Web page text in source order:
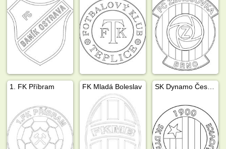
1. FK Příbram FK Mladá Boleslav